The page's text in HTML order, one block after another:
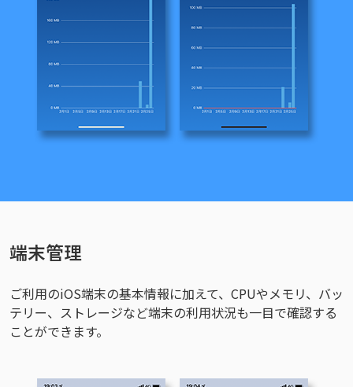
端末管理
ご利用のiOS端末の基本情報に加えて、CPUやメモリ、バッ
テリー、ストレージなど端末の利用状況も一目で確認する
ことができます。